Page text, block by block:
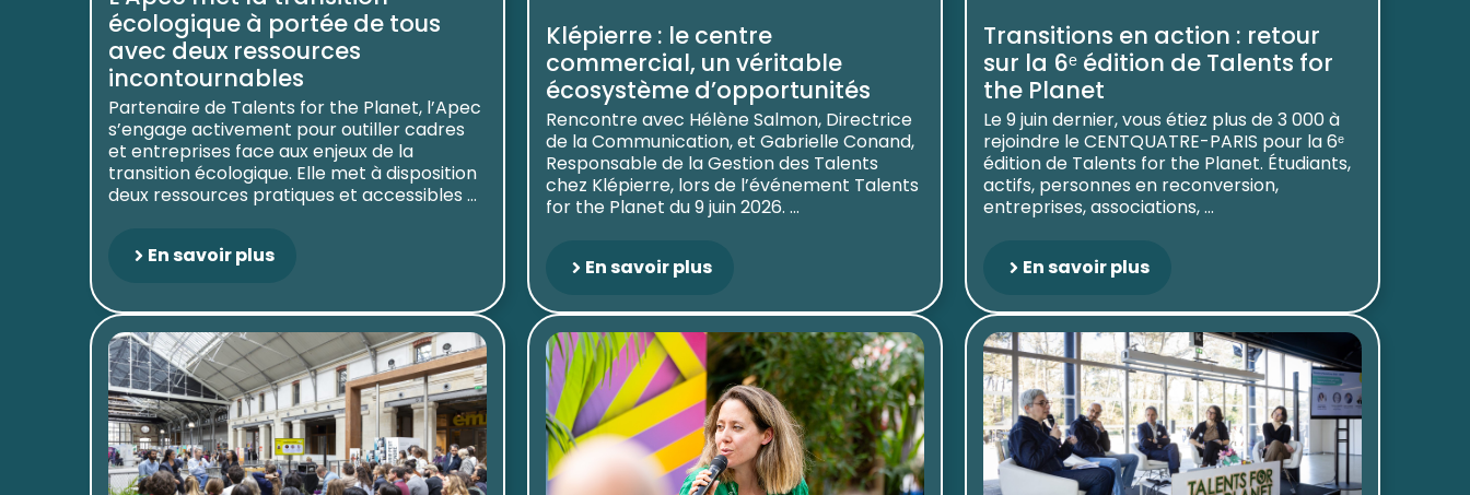
écologique à portée de tous
avec deux ressources
incontournables
Partenaire de Talents for the Planet, l’Apec
s’engage activement pour outiller cadres
et entreprises face aux enjeux de la
transition écologique. Elle met à disposition
deux ressources pratiques et accessibles ...
En savoir plus
Klépierre : le centre
commercial, un véritable
écosystème d’opportunités
Rencontre avec Hélène Salmon, Directrice
de la Communication, et Gabrielle Conand,
Responsable de la Gestion des Talents
chez Klépierre, lors de l’événement Talents
for the Planet du 9 juin 2026. ...
En savoir plus
Transitions en action : retour
sur la 6ᵉ édition de Talents for
the Planet
Le 9 juin dernier, vous étiez plus de 3 000 à
rejoindre le CENTQUATRE-PARIS pour la 6ᵉ
édition de Talents for the Planet. Étudiants,
actifs, personnes en reconversion,
entreprises, associations, ...
En savoir plus